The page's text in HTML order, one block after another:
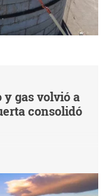
gas volvió a
consolidó